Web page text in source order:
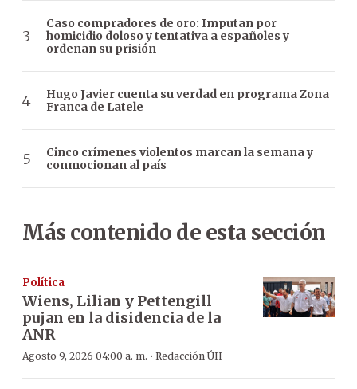
Caso compradores de oro: Imputan por
homicidio doloso y tentativa a españoles y
ordenan su prisión
Hugo Javier cuenta su verdad en programa Zona
Franca de Latele
Cinco crímenes violentos marcan la semana y
conmocionan al país
Más contenido de esta sección
Política
Wiens, Lilian y Pettengill
pujan en la disidencia de la
ANR
Agosto 9, 2026 04:00 a. m. · Redacción ÚH